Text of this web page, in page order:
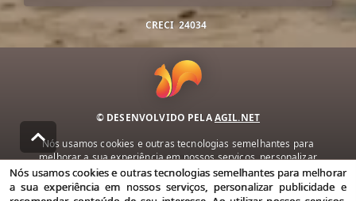
CRECI 24034
© DESENVOLVIDO PELAAGIL.NET
Nós usamos cookies e outras tecnologias semelhantes para
melhorar a sua experiência em nossos serviços, personalizar
publicidade e recomendar conteúdo de seu interesse. Ao utilizar
nossos serviços, você concorda com nossa política de privacidade e
termos de uso.
Nós usamos cookies e outras tecnologias semelhantes para melhorar
a sua experiência em nossos serviços, personalizar publicidade e